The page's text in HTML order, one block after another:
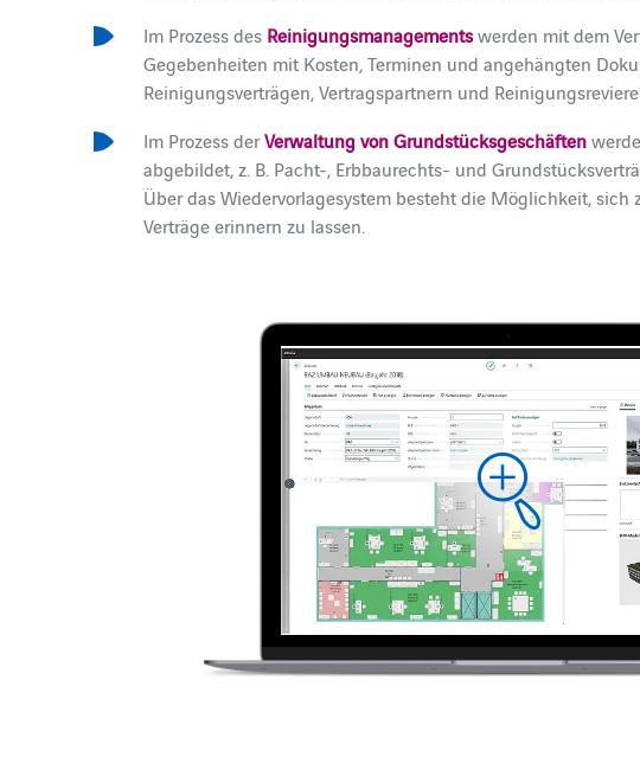
Im Prozess des Reinigungsmanagementswerden mit dem
Gegebenheiten mit Kosten, Terminen und angehängten
Reinigungsverträgen, Vertragspartnern und
Im Prozess derVerwaltung von Grundstücksgeschäften
abgebildet, z. B. Pacht-, Erbbaurechts- und
Über das Wiedervorlagesystem besteht die Möglichkeit, sich
Verträge erinnern zu lassen.